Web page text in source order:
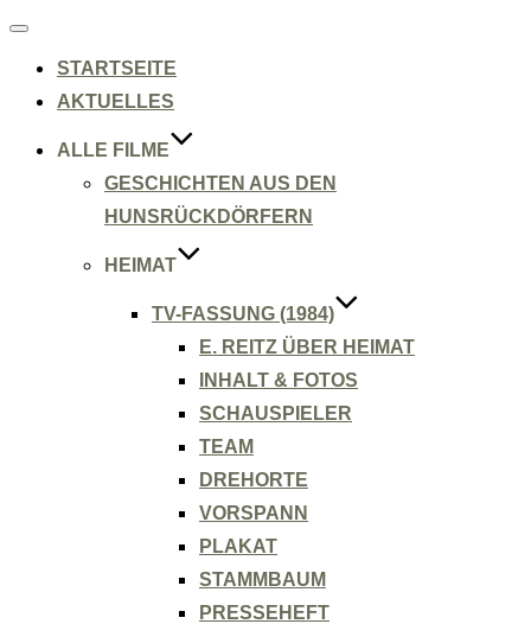
Navigation
STARTSEITE
AKTUELLES
ALLE FILME
GESCHICHTEN AUS DEN
HUNSRÜCKDÖRFERN
HEIMAT
TV-FASSUNG (1984)
E. REITZ ÜBER HEIMAT
INHALT & FOTOS
SCHAUSPIELER
TEAM
DREHORTE
VORSPANN
PLAKAT
STAMMBAUM
PRESSEHEFT